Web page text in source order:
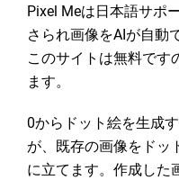
Pixel Meは日本語サポ
さられ画像をAIが自動
このサイトは無料です
ます。
0からドット絵を生成
が、既存の画像をドッ
に立てます。作成した